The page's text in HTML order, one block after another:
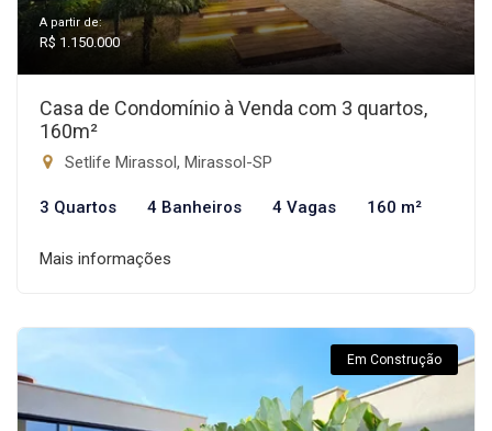
A partir de:
R$ 1.150.000
Casa de Condomínio à Venda com 3 quartos,
160m²
Setlife Mirassol, Mirassol-SP
3 Quartos 4 Banheiros 4 Vagas 160 m²
Mais informações
Em Construção